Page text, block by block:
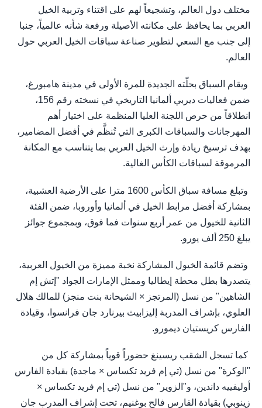
مختلف دول العالم، وتشجيعاً لهم على اقتناء وتربية الخيل
العربي بما يحافظ على مكانته الأصيلة ورفعة شأنه عالمياً، جنبا
إلى جنب مع السعي لتطوير صناعة سباقات الخيل العربي حول
العالم.
ويقام السباق بحلّته الجديدة للمرة الأولى في مدينة هامبورغ،
ضمن فعاليات ديربي ألمانيا التاريخي في نسخته رقم 156،
انطلاقاً من حرص اللجنة العليا المنظمة على اختيار أهم
المهرجانات والسباقات الكبرى التي تُنظَّم في أفضل المضامير،
بهدف ترسيخ ريادة وإرث الخيل العربي بما يتناسب مع المكانة
المرموقة لسباقات الكأس الغالية.
وتبلغ مسافة سباق الكأس 1600 مترا على الأرضية العشبية،
بمشاركة أفضل مرابط الخيل في ألمانيا وأوروبا، ضمن الفئة
الثانية للخيول من عمر أربع سنوات فما فوق، وبمجموع جوائز
يبلغ 250 ألف يورو.
وتضم قائمة الخيول المشاركة نخبة مميزة من الخيول العربية،
يتصدرها بطل محطة إيطاليا وممثل الإمارات الجواد "إتش إم
الشاهين" من نسل (المرتجز × الشيحانة بنت منجز) للمالك هلال
العلوي، بإشراف المدربة إليزابيث بيرنارد جان فرانسوا، وقيادة
الفارس كريستيان ديمورو.
كما تسجل الشقب ريسينغ حضوراً قوياً بمشاركة كل من
"الوكرة" من نسل (تي إم فريد تكساس × ماجدة) بقيادة الفارس
أوليفييه داندين، و"الزوير" من نسل (تي إم فريد تكساس ×
زينوبي) بقيادة الفارس فالح بوغنيم، تحت إشراف المدرب جان